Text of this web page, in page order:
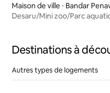
Maison de ville ⋅ Bandar
Desaru/Mini zoo/Parc
Destinations à
Autres types de logements